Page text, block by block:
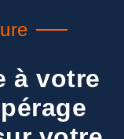
à votre